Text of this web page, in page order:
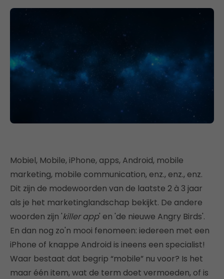
Mobiel, Mobile, iPhone, apps, Android, mobile
marketing, mobile communication, enz., enz., enz.
Dit zijn de modewoorden van de laatste 2 à 3 jaar
als je het marketinglandschap bekijkt. De andere
woorden zijn 'killer app' en 'de nieuwe Angry Birds'.
En dan nog zo'n mooi fenomeen: iedereen met een
iPhone of knappe Android is ineens een specialist!
Waar bestaat dat begrip “mobile” nu voor? Is het
maar één item, wat de term doet vermoeden, of is